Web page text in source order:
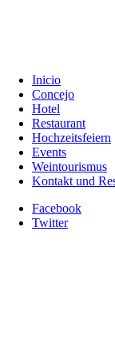
Inicio
Concejo
Hotel
Restaurant
Hochzeitsfeiern
Events
Weintourismus
Kontakt und
Facebook
Twitter